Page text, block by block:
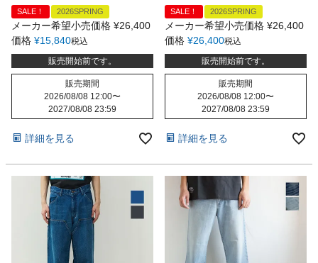
SALE！ 2026SPRING
メーカー希望小売価格 ¥26,400
価格 ¥15,840税込
販売開始前です。
販売期間
2026/08/08 12:00〜
2027/08/08 23:59
詳細を見る
SALE！ 2026SPRING
メーカー希望小売価格 ¥26,400
価格 ¥26,400税込
販売開始前です。
販売期間
2026/08/08 12:00〜
2027/08/08 23:59
詳細を見る